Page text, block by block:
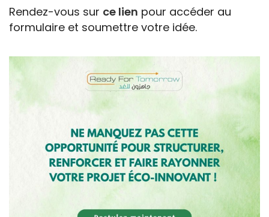
Rendez-vous sur ce lien pour accéder au
formulaire et soumettre votre idée.